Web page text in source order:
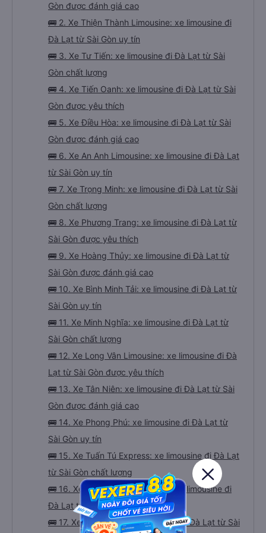
Gòn được đánh giá cao
🚌 2. Xe Thiện Thành Limousine: xe limousine đi
Đà Lạt từ Sài Gòn uy tín
🚌 3. Xe Tư Tiến: xe limousine đi Đà Lạt từ Sài
Gòn chất lượng
🚌 4. Xe Tiến Oanh: xe limousine đi Đà Lạt từ Sài
Gòn được yêu thích
🚌 5. Xe Điều Hòa: xe limousine đi Đà Lạt từ Sài
Gòn được đánh giá cao
🚌 6. Xe An Anh Limousine: xe limousine đi Đà Lạt
từ Sài Gòn uy tín
🚌 7. Xe Trọng Minh: xe limousine đi Đà Lạt từ Sài
Gòn chất lượng
🚌 8. Xe Phương Trang: xe limousine đi Đà Lạt từ
Sài Gòn được yêu thích
🚌 9. Xe Hoàng Thủy: xe limousine đi Đà Lạt từ
Sài Gòn được đánh giá cao
🚌 10. Xe Bình Minh Tải: xe limousine đi Đà Lạt từ
Sài Gòn uy tín
🚌 11. Xe Minh Nghĩa: xe limousine đi Đà Lạt từ
Sài Gòn chất lượng
🚌 12. Xe Long Vân Limousine: xe limousine đi Đà
Lạt từ Sài Gòn được yêu thích
🚌 13. Xe Tân Niên: xe limousine đi Đà Lạt từ Sài
Gòn được đánh giá cao
🚌 14. Xe Phong Phú: xe limousine đi Đà Lạt từ
Sài Gòn uy tín
🚌 15. Xe Tuấn Tú Express: xe limousine đi Đà Lạt
từ Sài Gòn chất lượng
🚌 16. Xe LH Minh Trí Limousine: xe limousine đi
Đà Lạt từ Sài Gòn được yêu thích
🚌 17. Xe Yến Thông: xe limousine đi Đà Lạt từ Sài